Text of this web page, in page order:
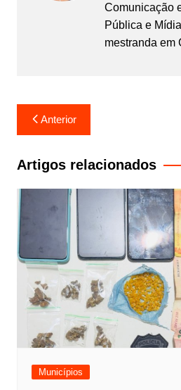
Comunicação
Pública e
mestranda em
Navegação
de
Post
Anterior
Artigos relacionados
Municípios